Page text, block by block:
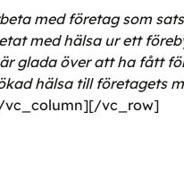
med företag som
med hälsa ur ett
glada över att ha fått
hälsa till företagets
vc_row]